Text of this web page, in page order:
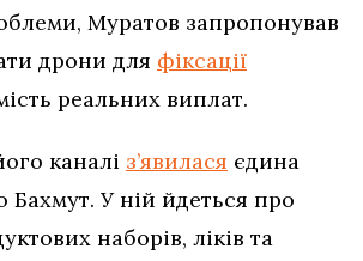
Муратов запропонував
дрони для фіксації
реальних виплат.
каналі з’явилася єдина
Бахмут. У ній йдеться про
наборів, ліків та